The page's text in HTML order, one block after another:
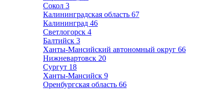
Сокол 3
Калининградская область 67
Калининград 46
Светлогорск 4
Балтийск 3
Ханты-Мансийский автономный округ 66
Нижневартовск 20
Сургут 18
Ханты-Мансийск 9
Оренбургская область 66